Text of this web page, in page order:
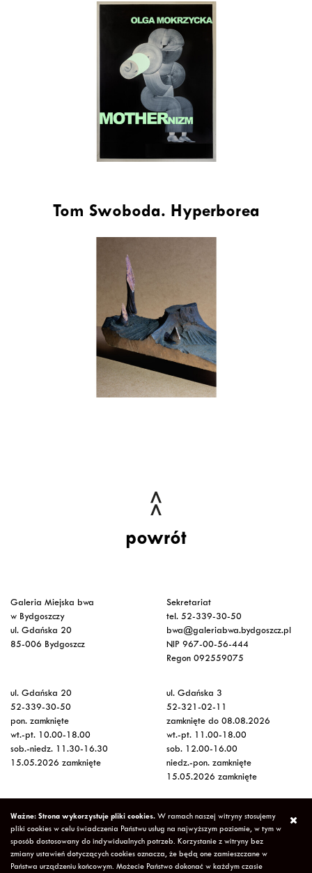
Tom Swoboda. Hyperborea
powrót
Galeria Miejska bwa
w Bydgoszczy
ul. Gdańska 20
85-006 Bydgoszcz
Sekretariat
tel. 52-339-30-50
bwa@galeriabwa.bydgoszcz.pl
NIP 967-00-56-444
Regon 092559075
ul. Gdańska 20
52-339-30-50
pon. zamknięte
wt.-pt. 10.00-18.00
sob.-niedz. 11.30-16.30
15.05.2026 zamknięte
ul. Gdańska 3
52-321-02-11
zamknięte do 08.08.2026
wt.-pt. 11.00-18.00
sob. 12.00-16.00
niedz.-pon. zamknięte
15.05.2026 zamknięte
Wstęp na wystawy
bezpłatny
Copyright © 2026 Galeria Miejska bwa w Bydgoszczy
Polityka
Ważne: Strona wykorzystuje pliki cookies. W ramach naszej witryny stosujemy
pliki cookies w celu świadczenia Państwu usług na najwyższym poziomie, w tym w
sposób dostosowany do indywidualnych potrzeb. Korzystanie z witryny bez
zmiany ustawień dotyczących cookies oznacza, że będą one zamieszczane w
Państwa urządzeniu końcowym. Możecie Państwo dokonać w każdym czasie